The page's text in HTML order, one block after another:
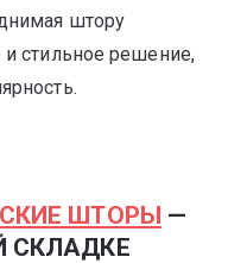
штору
и стильное решение,
ШТОРЫ —
СКЛАДКЕ